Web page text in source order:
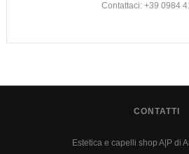
Contattaci: +39 0984
CONTATTI
Estetica e capelli shop A|P di